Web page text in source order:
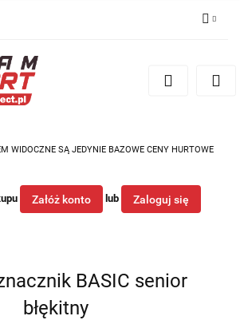
Zarejestruj się
WIDOCZNE SĄ JEDYNIE BAZOWE CENY HURTOWE
Załóż konto lub Zaloguj się
BASIC senior
błękitny